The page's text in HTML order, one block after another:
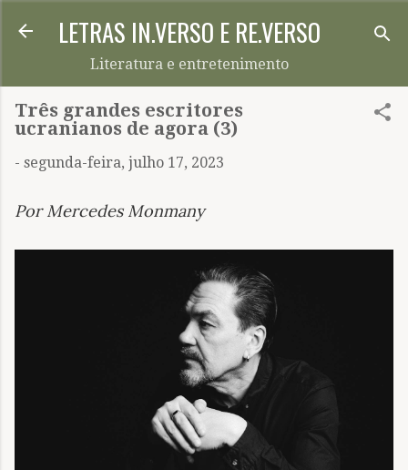
Pular para o conteúdo principal
LETRAS IN.VERSO E RE.VERSO
Literatura e entretenimento
Três grandes escritores
ucranianos de agora (3)
- segunda-feira, julho 17, 2023
Por Mercedes Monmany